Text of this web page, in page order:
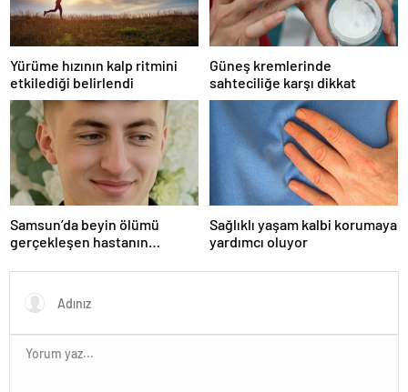
Yürüme hızının kalp ritmini
etkilediği belirlendi
Güneş kremlerinde
sahteciliğe karşı dikkat
Samsun’da beyin ölümü
gerçekleşen hastanın
Sağlıklı yaşam kalbi korumaya
yardımcı oluyor